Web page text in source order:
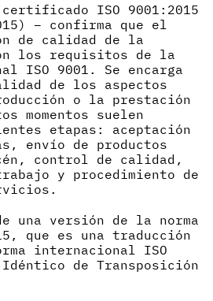
ISO 9001:2015
– confirma que el
de calidad de la
los requisitos de la
ISO 9001. Se encarga
de los aspectos
o la prestación
momentos suelen
etapas: aceptación
envío de productos
control de calidad,
y procedimiento de
una versión de la norma
que es una traducción
internacional ISO
Idéntico de Transposición